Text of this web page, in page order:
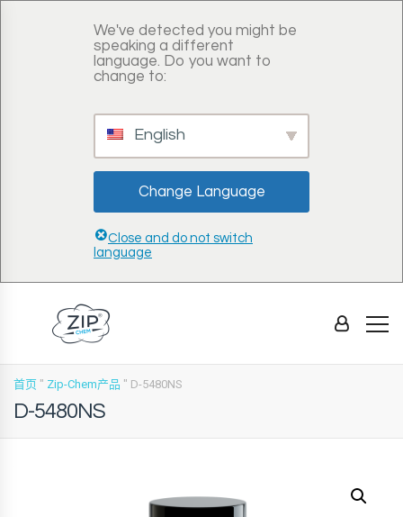
We've detected you might be
speaking a different
language. Do you want to
change to:
English
Change Language
Close and do not switch
language
首页 " Zip-Chem产品 " D-5480NS
D-5480NS